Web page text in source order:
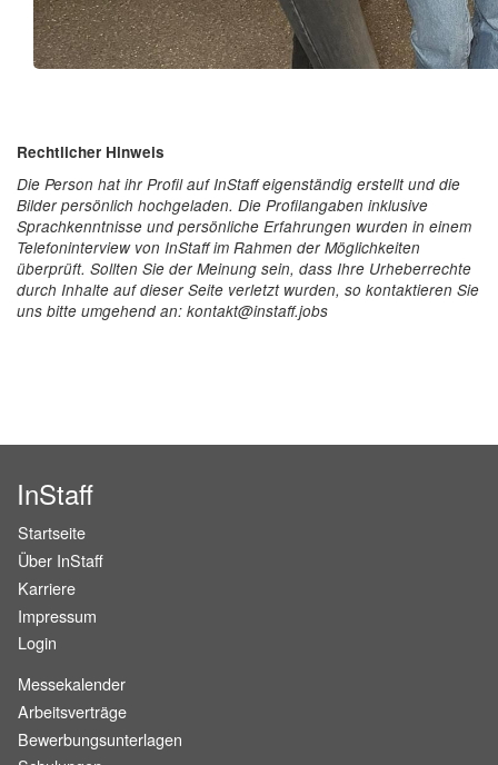
Rechtlicher Hinweis
Die Person hat ihr Profil auf InStaff eigenständig erstellt und die
Bilder persönlich hochgeladen. Die Profilangaben inklusive
Sprachkenntnisse und persönliche Erfahrungen wurden in einem
Telefoninterview von InStaff im Rahmen der Möglichkeiten
überprüft. Sollten Sie der Meinung sein, dass Ihre Urheberrechte
durch Inhalte auf dieser Seite verletzt wurden, so kontaktieren Sie
uns bitte umgehend an: kontakt@instaff.jobs
InStaff
Startseite
Über InStaff
Karriere
Impressum
Login
Messekalender
Arbeitsverträge
Bewerbungsunterlagen